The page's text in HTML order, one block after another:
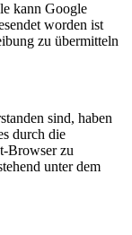
kann Google
worden ist
zu übermitteln
sind, haben
durch die
Browser zu
unter dem